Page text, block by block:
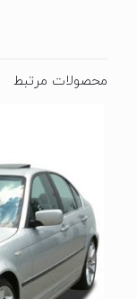
محصولات مرتبط